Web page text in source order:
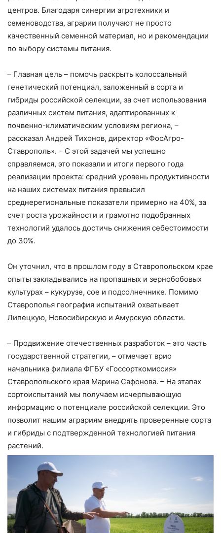
центров. Благодаря синергии агротехники и
семеноводства, аграрии получают не просто
качественный семенной материал, но и рекомендации
по выбору системы питания.
– Главная цель – помочь раскрыть колоссальный
генетический потенциал, заложенный в сорта и
гибриды российской селекции, за счет использования
различных систем питания, адаптированных к
почвенно-климатическим условиям региона, –
рассказал Андрей Тихонов, директор «ФосАгро-
Ставрополь». – С этой задачей мы успешно
справляемся, это показали и итоги первого года
реализации проекта: средний уровень продуктивности
на наших системах питания превысил
среднерегиональные показатели примерно на 40%, за
счет роста урожайности и грамотно подобранных
технологий удалось достичь снижения себестоимости
до 30%.
Он уточнил, что в прошлом году в Ставропольском крае
опыты закладывались на пропашных и зернобобовых
культурах – кукурузе, сое и подсолнечнике. Помимо
Ставрополья география испытаний охватывает
Липецкую, Новосибирскую и Амурскую области.
– Продвижение отечественных разработок – это часть
государственной стратегии, – отмечает врио
начальника филиала ФГБУ «Госсорткомиссия»
Ставропольского края Марина Сафонова. – На этапах
сортоиспытаний мы получаем исчерпывающую
информацию о потенциале российской селекции. Это
позволит нашим аграриям внедрять проверенные сорта
и гибриды с подтвержденной технологией питания
растений.